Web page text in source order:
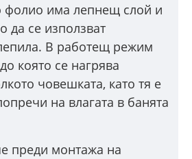
фолио има лепнещ слой и
да се използват
В работещ режим
която се нагрява
човешката, като тя е
на влагата в банята
преди монтажа на